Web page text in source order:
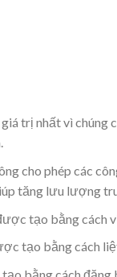
trị nhất vì chúng
cho phép các
tăng lưu lượng
tạo bằng cách
tạo bằng cách